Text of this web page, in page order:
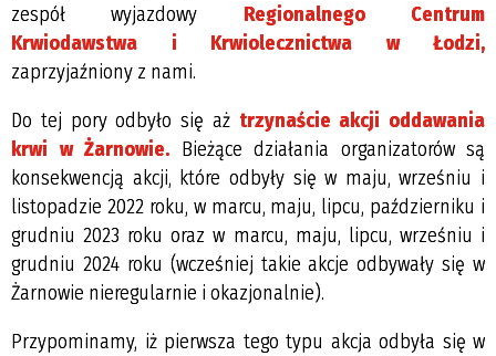
zespół wyjazdowy Regionalnego Centrum
Krwiodawstwa i Krwiolecznictwa w Łodzi,
zaprzyjaźniony z nami.
Do tej pory odbyło się aż trzynaście akcji oddawania
krwi w Żarnowie. Bieżące działania organizatorów są
konsekwencją akcji, które odbyły się w maju, wrześniu i
listopadzie 2022 roku, w marcu, maju, lipcu, październiku i
grudniu 2023 roku oraz w marcu, maju, lipcu, wrześniu i
grudniu 2024 roku (wcześniej takie akcje odbywały się w
Żarnowie nieregularnie i okazjonalnie).
Przypominamy, iż pierwsza tego typu akcja odbyła się w